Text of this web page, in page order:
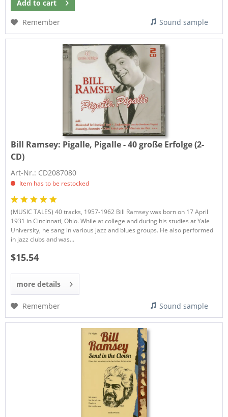
Add to cart
Remember
Sound sample
Bill Ramsey: Pigalle, Pigalle - 40 große Erfolge (2-
CD)
Art-Nr.: CD2087080
Item has to be restocked
(MUSIC TALES) 40 tracks, 1957-1962 Bill Ramsey was born on 17 April
1931 in Cincinnati, Ohio. While at college and during his studies at Yale
University, he sang in various jazz and blues groups. He also performed
in jazz clubs and was...
$15.54
more details
Remember Sound sample